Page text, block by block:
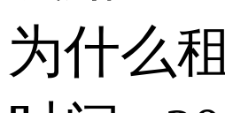
为什么